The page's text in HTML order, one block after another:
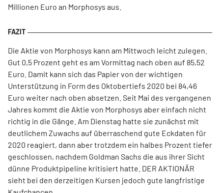
Millionen Euro an Morphosys aus.
Die Aktie von Morphosys kann am Mittwoch leicht zulegen.
Gut 0,5 Prozent geht es am Vormittag nach oben auf 85,52
Euro. Damit kann sich das Papier von der wichtigen
Unterstützung in Form des Oktobertiefs 2020 bei 84,46
Euro weiter nach oben absetzen. Seit Mai des vergangenen
Jahres kommt die Aktie von Morphosys aber einfach nicht
richtig in die Gänge. Am Dienstag hatte sie zunächst mit
deutlichem Zuwachs auf überraschend gute Eckdaten für
2020 reagiert, dann aber trotzdem ein halbes Prozent tiefer
geschlossen, nachdem Goldman Sachs die aus ihrer Sicht
dünne Produktpipeline kritisiert hatte. DER AKTIONÄR
sieht bei den derzeitigen Kursen jedoch gute langfristige